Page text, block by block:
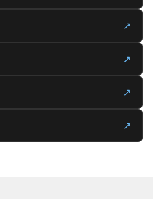
↗
↗
↗
↗